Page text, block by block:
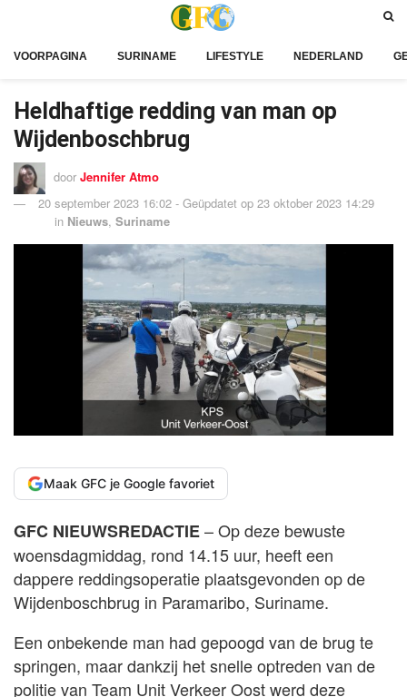
VOORPAGINA SURINAME LIFESTYLE NEDERLAND
Heldhaftige redding van man op
Wijdenboschbrug
door Jennifer Atmo
20 september 2023 16:02 - Geüpdatet op 23 oktober 2023 14:29
in Nieuws, Suriname
Maak GFC je Google favoriet
GFC NIEUWSREDACTIE– Op deze bewuste
woensdagmiddag, rond 14.15 uur, heeft een
dappere reddingsoperatie plaatsgevonden op de
Wijdenboschbrug in Paramaribo, Suriname.
Een onbekende man had gepoogd van de brug te
springen, maar dankzij het snelle optreden van de
politie van Team Unit Verkeer Oost werd deze